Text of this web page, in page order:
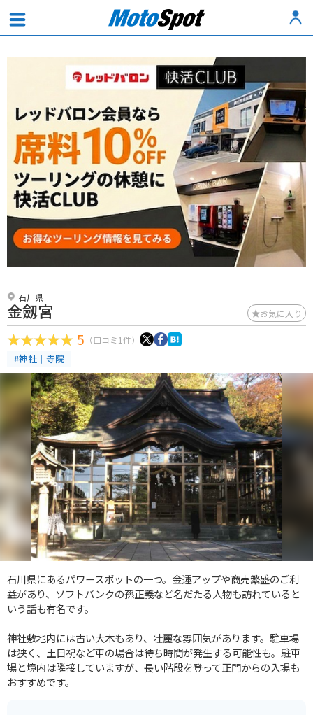
石川県
金劔宮 お気に入り
5 （口コミ1件）
#神社｜寺院
石川県にあるパワースポットの一つ。金運アップや商売繁盛のご利
益があり、ソフトバンクの孫正義など名だたる人物も訪れていると
いう話も有名です。
神社敷地内には古い大木もあり、壮麗な雰囲気があります。駐車場
は狭く、土日祝など車の場合は待ち時間が発生する可能性も。駐車
場と境内は隣接していますが、長い階段を登って正門からの入場も
おすすめです。